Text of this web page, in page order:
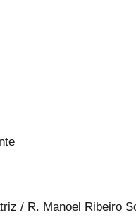
/ R. Manoel Ribeiro